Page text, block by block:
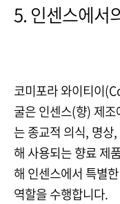
5. 인센스에서
코미포라 와이티이
굴은 인센스(향) 제
는 종교적 의식, 명상
해 사용되는 향료 제
해 인센스에서 특별
역할을 수행합니다.